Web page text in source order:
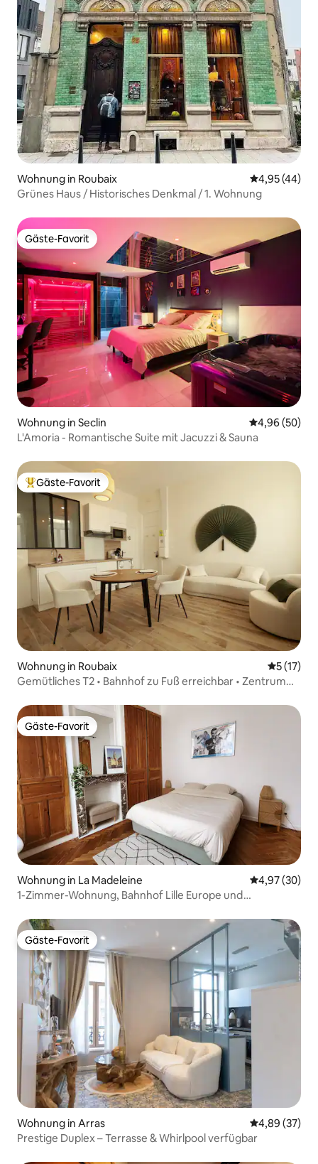
Wohnung in Roubaix
4,95 (44)
Grünes Haus / Historisches Denkmal / 1. Wohnung
Gäste-Favorit
Gäste-Favorit
Wohnung in Seclin
4,96 (50)
L'Amoria - Romantische Suite mit Jacuzzi & Sauna
Beliebter Gäste-Favorit.
Gäste-Favorit
Wohnung in Roubaix
5 (17)
Gemütliches T2 • Bahnhof zu Fuß erreichbar • Zentrum
Gäste-Favorit
Gäste-Favorit
Wohnung in La Madeleine
4,97 (30)
1-Zimmer-Wohnung, Bahnhof Lille Europe und
Gäste-Favorit
Gäste-Favorit
Wohnung in Arras
4,89 (37)
Prestige Duplex – Terrasse & Whirlpool verfügbar